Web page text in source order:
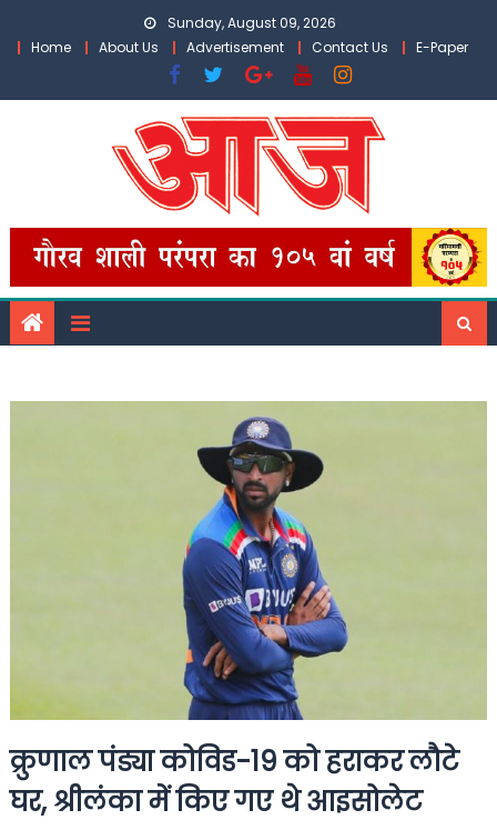
Sunday, August 09, 2026
Home
About Us Advertisement Contact Us E-Paper
क्रुणाल पंड्या कोविड-19 को हराकर लौटे
घर, श्रीलंका में किए गए थे आइसोलेट